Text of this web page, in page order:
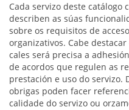
Cada servizo deste catálogo
describen as súas
sobre os requisitos de
organizativos. Cabe
cales será precisa a
de acordos que regulen as
prestación e uso do servizo.
obrigas poden facer
calidade do servizo ou